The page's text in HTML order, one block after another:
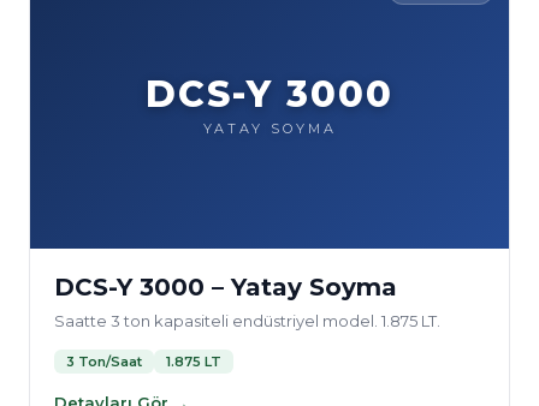
DCS-Y 3000
YATAY SOYMA
DCS-Y 3000 – Yatay Soyma
Saatte 3 ton kapasiteli endüstriyel model. 1.875 LT.
3 Ton/Saat 1.875 LT